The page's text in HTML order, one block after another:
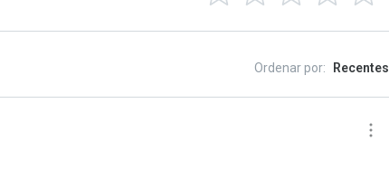
Ordenar por: Recentes